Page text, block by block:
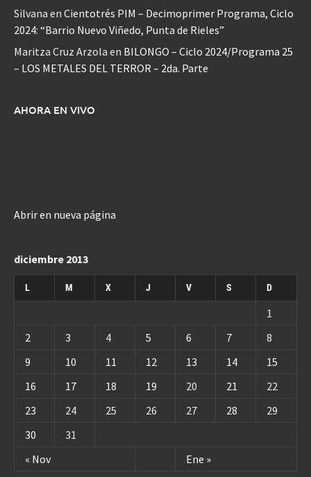
Silvana en Cientotrés PIM – Decimoprimer Programa, Ciclo
2024: “Barrio Nuevo Viñedo, Punta de Rieles”
Maritza Cruz Arzola en BILONGO – Ciclo 2024/Programa 25
– LOS METALES DEL TERROR – 2da. Parte
AHORA EN VIVO
Abrir en nueva página
diciembre 2013
L M X J V S D
« Nov Ene »
1
2
3 4 5 6 7
8
9
10 11 12 13 14
15
16
17 18 19 20 21
22
23
24 25 26 27 28
29
30
31